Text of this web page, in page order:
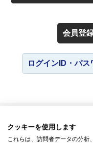
会員登
ログインID・パ
新規会員登録
クッキーを使用します
これらは、訪問者データの分析